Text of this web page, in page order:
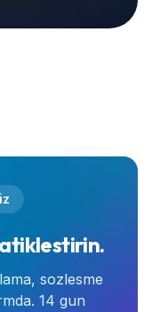
sozlesme
14 gun